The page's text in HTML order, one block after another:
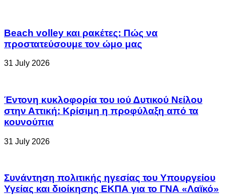
Beach volley και ρακέτες: Πώς να
προστατεύσουμε τον ώμο μας
31 July 2026
Έντονη κυκλοφορία του ιού Δυτικού Νείλου
στην Αττική: Κρίσιμη η προφύλαξη από τα
κουνούπια
31 July 2026
Συνάντηση πολιτικής ηγεσίας του Υπουργείου
Υγείας και διοίκησης ΕΚΠΑ για το ΓΝΑ «Λαϊκό»